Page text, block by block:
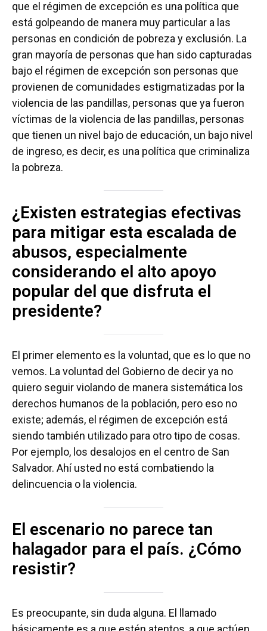
que el régimen de excepción es una política que
está golpeando de manera muy particular a las
personas en condición de pobreza y exclusión. La
gran mayoría de personas que han sido capturadas
bajo el régimen de excepción son personas que
provienen de comunidades estigmatizadas por la
violencia de las pandillas, personas que ya fueron
víctimas de la violencia de las pandillas, personas
que tienen un nivel bajo de educación, un bajo nivel
de ingreso, es decir, es una política que criminaliza
la pobreza.
¿Existen estrategias efectivas
para mitigar esta escalada de
abusos, especialmente
considerando el alto apoyo
popular del que disfruta el
presidente?
El primer elemento es la voluntad, que es lo que no
vemos. La voluntad del Gobierno de decir ya no
quiero seguir violando de manera sistemática los
derechos humanos de la población, pero eso no
existe; además, el régimen de excepción está
siendo también utilizado para otro tipo de cosas.
Por ejemplo, los desalojos en el centro de San
Salvador. Ahí usted no está combatiendo la
delincuencia o la violencia.
El escenario no parece tan
halagador para el país. ¿Cómo
resistir?
Es preocupante, sin duda alguna. El llamado